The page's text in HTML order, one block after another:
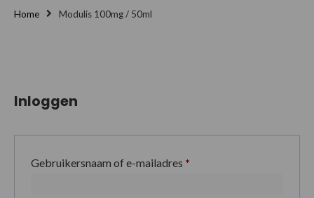
Home Modulis 100mg / 50ml
Inloggen
Gebruikersnaam of e-mailadres *